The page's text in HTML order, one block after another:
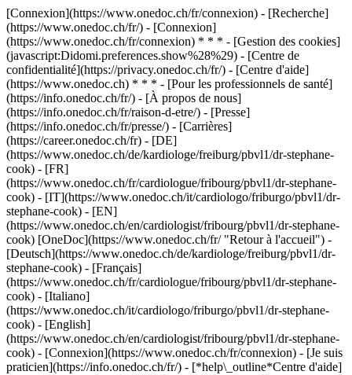
[Connexion](https://www.onedoc.ch/fr/connexion) - [Recherche]
(https://www.onedoc.ch/fr/) - [Connexion]
(https://www.onedoc.ch/fr/connexion) * * * - [Gestion des cookies]
(javascript:Didomi.preferences.show%28%29) - [Centre de
confidentialité](https://privacy.onedoc.ch/fr/) - [Centre d'aide]
(https://www.onedoc.ch) * * * - [Pour les professionnels de santé]
(https://info.onedoc.ch/fr/) - [À propos de nous]
(https://info.onedoc.ch/fr/raison-d-etre/) - [Presse]
(https://info.onedoc.ch/fr/presse/) - [Carrières]
(https://career.onedoc.ch/fr) - [DE]
(https://www.onedoc.ch/de/kardiologe/freiburg/pbvl1/dr-stephane-
cook) - [FR]
(https://www.onedoc.ch/fr/cardiologue/fribourg/pbvl1/dr-stephane-
cook) - [IT](https://www.onedoc.ch/it/cardiologo/friburgo/pbvl1/dr-
stephane-cook) - [EN]
(https://www.onedoc.ch/en/cardiologist/fribourg/pbvl1/dr-stephane-
cook) [OneDoc](https://www.onedoc.ch/fr/ "Retour à l'accueil") -
[Deutsch](https://www.onedoc.ch/de/kardiologe/freiburg/pbvl1/dr-
stephane-cook) - [Français]
(https://www.onedoc.ch/fr/cardiologue/fribourg/pbvl1/dr-stephane-
cook) - [Italiano]
(https://www.onedoc.ch/it/cardiologo/friburgo/pbvl1/dr-stephane-
cook) - [English]
(https://www.onedoc.ch/en/cardiologist/fribourg/pbvl1/dr-stephane-
cook) - [Connexion](https://www.onedoc.ch/fr/connexion) - [Je suis
praticien](https://info.onedoc.ch/fr/) - [*help\_outline*Centre d'aide]